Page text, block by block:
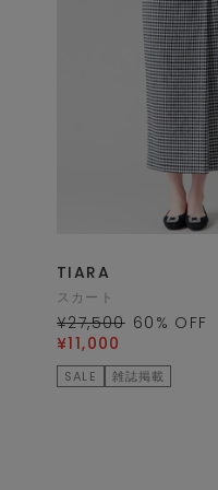
TIARA
スカート
¥27,500 60 % OFF
¥11,000
SALE 雑誌掲載